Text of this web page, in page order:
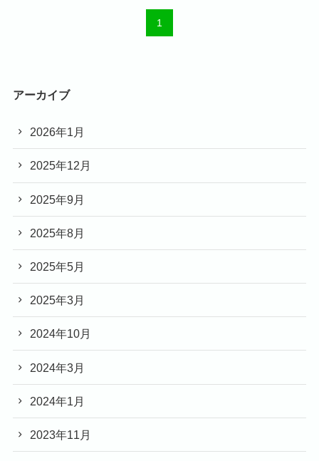
1
アーカイブ
2026年1月
2025年12月
2025年9月
2025年8月
2025年5月
2025年3月
2024年10月
2024年3月
2024年1月
2023年11月